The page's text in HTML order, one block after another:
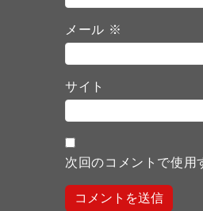
メール ※
サイト
次回のコメントで使用